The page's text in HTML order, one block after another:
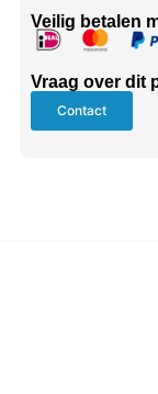
Veilig betalen
Vraag over dit
Contact